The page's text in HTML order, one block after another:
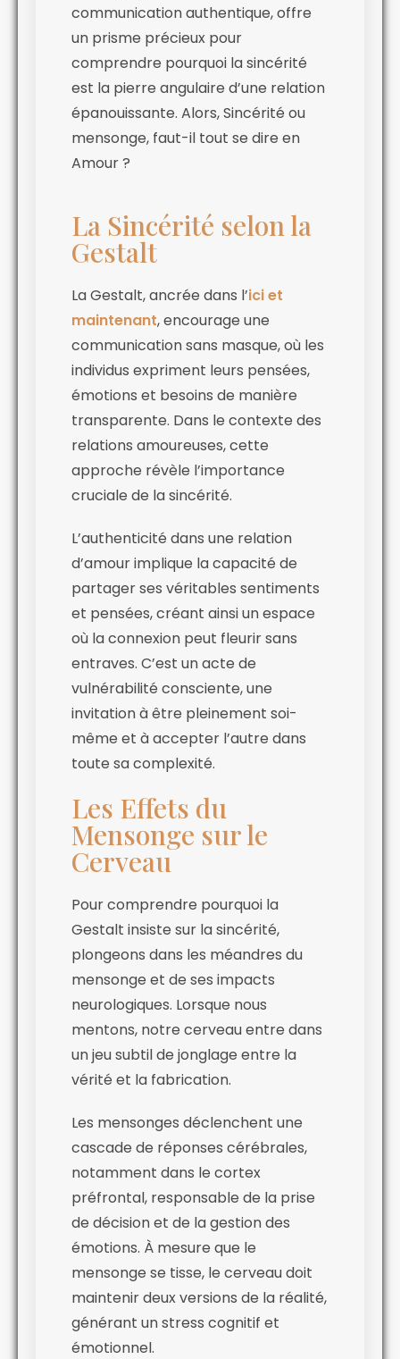
communication authentique, offre
un prisme précieux pour
comprendre pourquoi la sincérité
est la pierre angulaire d’une relation
épanouissante. Alors, Sincérité ou
mensonge, faut-il tout se dire en
Amour ?
La Sincérité selon la
Gestalt
La Gestalt, ancrée dans l’ici et
maintenant, encourage une
communication sans masque, où les
individus expriment leurs pensées,
émotions et besoins de manière
transparente. Dans le contexte des
relations amoureuses, cette
approche révèle l’importance
cruciale de la sincérité.
L’authenticité dans une relation
d’amour implique la capacité de
partager ses véritables sentiments
et pensées, créant ainsi un espace
où la connexion peut fleurir sans
entraves. C’est un acte de
vulnérabilité consciente, une
invitation à être pleinement soi-
même et à accepter l’autre dans
toute sa complexité.
Les Effets du
Mensonge sur le
Cerveau
Pour comprendre pourquoi la
Gestalt insiste sur la sincérité,
plongeons dans les méandres du
mensonge et de ses impacts
neurologiques. Lorsque nous
mentons, notre cerveau entre dans
un jeu subtil de jonglage entre la
vérité et la fabrication.
Les mensonges déclenchent une
cascade de réponses cérébrales,
notamment dans le cortex
préfrontal, responsable de la prise
de décision et de la gestion des
émotions. À mesure que le
mensonge se tisse, le cerveau doit
maintenir deux versions de la réalité,
générant un stress cognitif et
émotionnel.